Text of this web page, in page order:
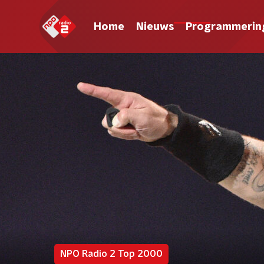
Home Nieuws
NPO Radio 2 Top 2000